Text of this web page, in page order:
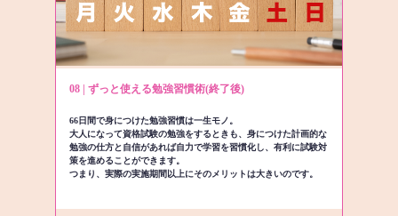
08 | ずっと使える勉強習慣術(終了後)
66日間で身につけた勉強習慣は一生モノ。
大人になって資格試験の勉強をするときも、身につけた計画的な
勉強の仕方と自信があれば自力で学習を習慣化し、有利に試験対
策を進めることができます。
つまり、実際の実施期間以上にそのメリットは大きいのです。